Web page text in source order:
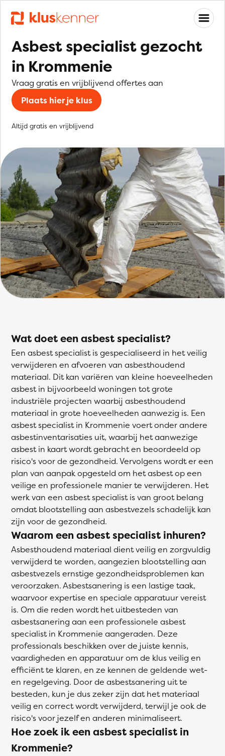
Asbest specialist gezocht
in Krommenie
Vraag gratis en vrijblijvend offertes aan
Plaats hier je klus
Altijd gratis en vrijblijvend
Wat doet een asbest specialist?
Een asbest specialist is gespecialiseerd in het veilig
verwijderen en afvoeren van asbesthoudend
materiaal. Dit kan variëren van kleine hoeveelheden
asbest in bijvoorbeeld woningen tot grote
industriële projecten waarbij asbesthoudend
materiaal in grote hoeveelheden aanwezig is. Een
asbest specialist in Krommenie voert onder andere
asbestinventarisaties uit, waarbij het aanwezige
asbest in kaart wordt gebracht en beoordeeld op
risico's voor de gezondheid. Vervolgens wordt er een
plan van aanpak opgesteld om het asbest op een
veilige en professionele manier te verwijderen. Het
werk van een asbest specialist is van groot belang
omdat blootstelling aan asbestvezels schadelijk kan
zijn voor de gezondheid.
Waarom een asbest specialist inhuren?
Asbesthoudend materiaal dient veilig en zorgvuldig
verwijderd te worden, aangezien blootstelling aan
asbestvezels ernstige gezondheidsproblemen kan
veroorzaken. Asbestsanering is een lastige taak,
waarvoor expertise en speciale apparatuur vereist
is. Om die reden wordt het uitbesteden van
asbestsanering aan een professionele asbest
specialist in Krommenie aangeraden. Deze
professionals beschikken over de juiste kennis,
vaardigheden en apparatuur om de klus veilig en
efficiënt te klaren, en ze kennen de geldende wet-
en regelgeving. Door de asbestsanering uit te
besteden, kun je dus zeker zijn dat het materiaal
veilig en correct wordt verwijderd, terwijl je ook de
risico's voor jezelf en anderen minimaliseert.
Hoe zoek ik een asbest specialist in
Krommenie?